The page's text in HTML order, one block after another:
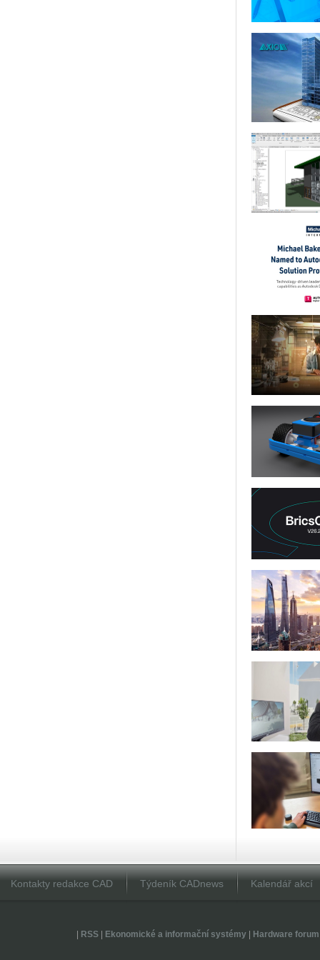
Kontakty redakce CAD Týdeník CADnews Kalendář akcí
RSS| Ekonomické a informační systémy| Hardware forum